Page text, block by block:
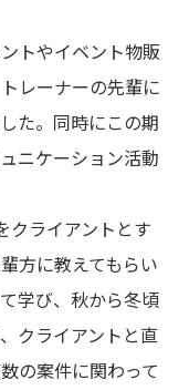
トやイベント物販
レーナーの先輩に
た。同時にこの期
ニケーション活動
クライアントとす
方に教えてもらい
学び、秋から冬頃
クライアントと直
の案件に関わって